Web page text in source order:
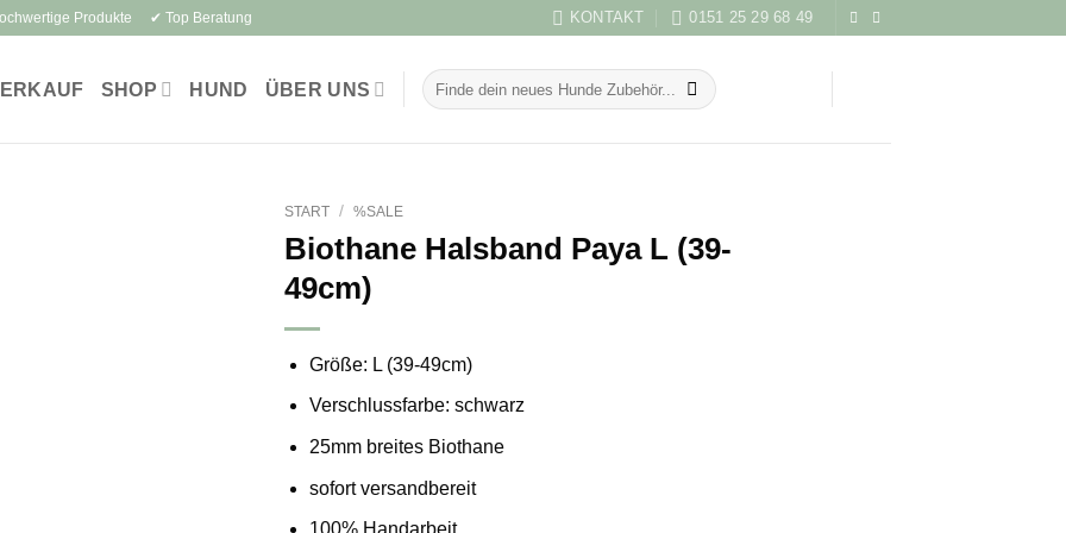
Produkte ✔ Top Beratung KONTAKT 0151 25 29 68 49
SHOP HUND ÜBER UNS
Suchen
nach:
START / %SALE
Biothane Halsband Paya L (39-
49cm)
Größe: L (39-49cm)
Verschlussfarbe: schwarz
25mm breites Biothane
sofort versandbereit